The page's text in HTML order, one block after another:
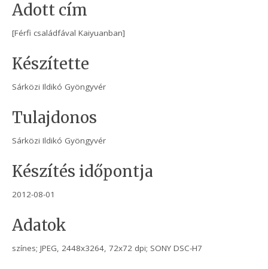
Adott cím
[Férfi családfával Kaiyuanban]
Készítette
Sárközi Ildikó Gyöngyvér
Tulajdonos
Sárközi Ildikó Gyöngyvér
Készítés időpontja
2012-08-01
Adatok
színes; JPEG, 2448x3264, 72x72 dpi; SONY DSC-H7